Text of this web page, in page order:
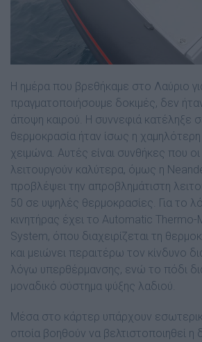
Η ηµέρα που βρεθήκαµε στο Λαύριο
πραγµατοποιήσουµε δοκιµές, δεν
άποψη καιρού. Η συννεφιά κατέληξε
θερµοκρασία ήταν ίσως η
χειµώνα. Αυτές είναι συνθήκες που οι
λειτουργούν καλύτερα, όµως η
προβλέψει την απροβληµάτιστη
50 σε υψηλές θερµοκρασίες. Για το
κινητήρας έχει το Automatic
System, όπου διαχειρίζεται τη
και µειώνει περαιτέρω τον κίνδυνο
λόγω υπερθέρµανσης, ενώ το πόδι
µοναδικό σύστηµα ψύξης λαδιού.
Μέσα στο κάρτερ υπάρχουν
οποία βοηθούν να βελτιστοποιηθεί η